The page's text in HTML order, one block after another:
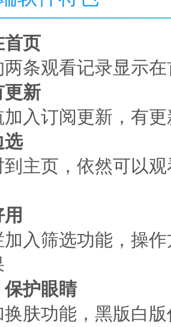
首页
观看记录显示在
更新
订阅更新，有更
选
页，依然可以观
筛选功能，操作
保护眼睛
功能，黑版白版